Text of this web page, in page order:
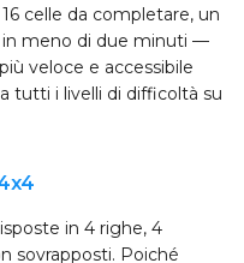
celle da completare, un
in meno di due minuti —
veloce e accessibile
tutti i livelli di difficoltà su
in 4 righe, 4
sovrapposti. Poiché